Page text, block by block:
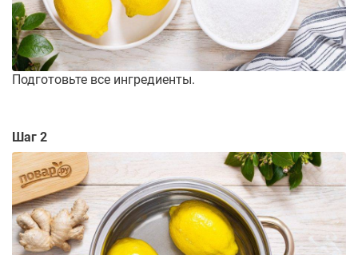
Подготовьте все ингредиенты.
Шаг 2